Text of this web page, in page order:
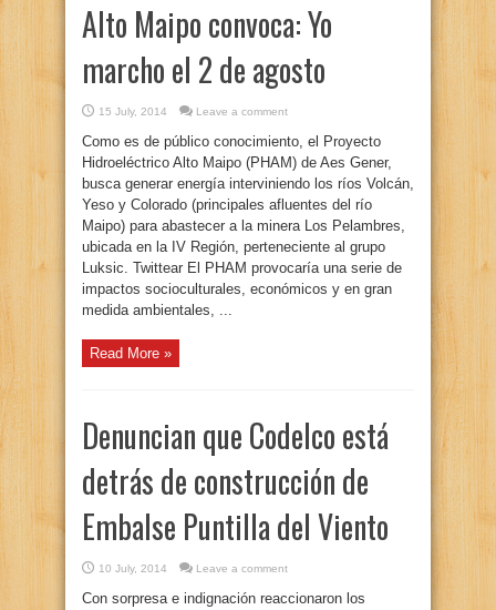
Alto Maipo convoca: Yo
marcho el 2 de agosto
15 July, 2014 Leave a comment
Como es de público conocimiento, el Proyecto
Hidroeléctrico Alto Maipo (PHAM) de Aes Gener,
busca generar energía interviniendo los ríos Volcán,
Yeso y Colorado (principales afluentes del río
Maipo) para abastecer a la minera Los Pelambres,
ubicada en la IV Región, perteneciente al grupo
Luksic. Twittear El PHAM provocaría una serie de
impactos socioculturales, económicos y en gran
medida ambientales, ...
Read More »
Denuncian que Codelco está
detrás de construcción de
Embalse Puntilla del Viento
10 July, 2014 Leave a comment
Con sorpresa e indignación reaccionaron los